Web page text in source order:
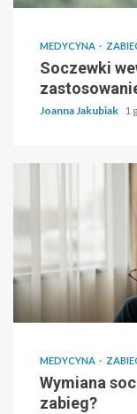
MEDYCYNA
Soczewki
Joanna Jakubiak 1
MEDYCYNA
Wymiana
zabieg?